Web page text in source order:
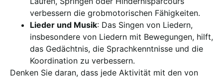
verbessern die grobmotorischen Fähigkeiten.
Lieder und Musik: Das Singen von Liedern,
insbesondere von Liedern mit Bewegungen, hilft,
das Gedächtnis, die Sprachkenntnisse und die
Koordination zu verbessern.
Denken Sie daran, dass jede Aktivität mit den von